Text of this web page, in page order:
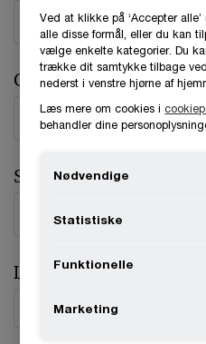
Organisation /
Stilling
Land *
Ved at klikke på ‘Accepter
alle disse formål, eller du kan
vælge enkelte kategorier. Du
trække dit samtykke tilbage
nederst i venstre hjørne af
Læs mere om cookies i
behandler dine
Nødvendige
Statistiske
Funktionelle
Marketing